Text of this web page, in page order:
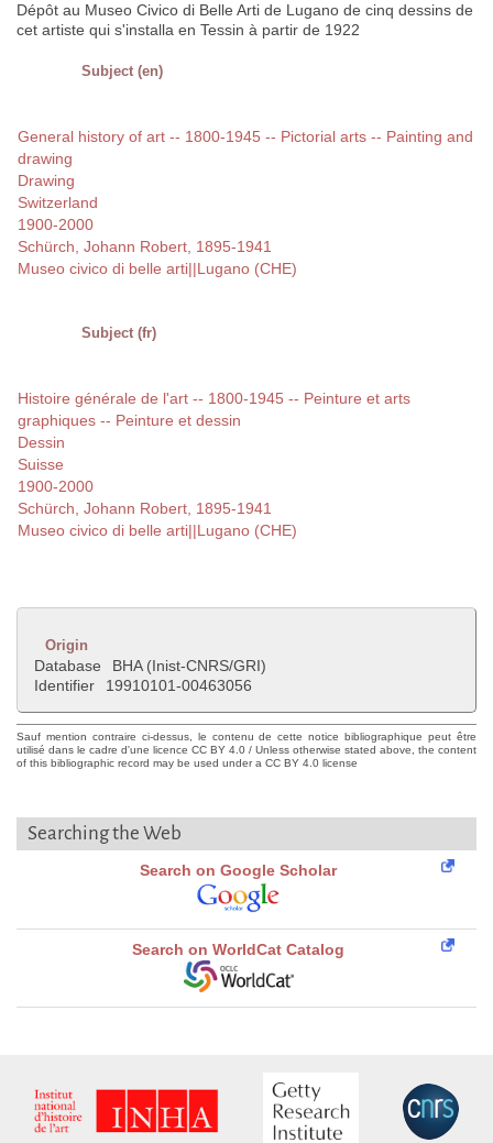
Dépôt au Museo Civico di Belle Arti de Lugano de cinq dessins de
cet artiste qui s'installa en Tessin à partir de 1922
Subject (en)
General history of art -- 1800-1945 -- Pictorial arts -- Painting and
drawing
Drawing
Switzerland
1900-2000
Schürch, Johann Robert, 1895-1941
Museo civico di belle arti||Lugano (CHE)
Subject (fr)
Histoire générale de l'art -- 1800-1945 -- Peinture et arts
graphiques -- Peinture et dessin
Dessin
Suisse
1900-2000
Schürch, Johann Robert, 1895-1941
Museo civico di belle arti||Lugano (CHE)
Origin
Database
BHA (Inist-CNRS/GRI)
Identifier
19910101-00463056
Sauf mention contraire ci-dessus, le contenu de cette notice bibliographique peut être
utilisé dans le cadre d'une licence CC BY 4.0 / Unless otherwise stated above, the content
of this bibliographic record may be used under a CC BY 4.0 license
Searching the Web
Search on Google Scholar
Search on WorldCat Catalog